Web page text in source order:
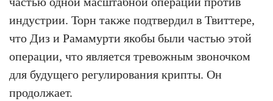
индустрии. Торн также подтвердил в Твиттере,
что Диз и Рамамурти якобы были частью этой
операции, что является тревожным звоночком
для будущего регулирования крипты. Он
продолжает.